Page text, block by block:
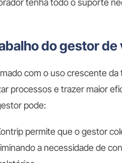
tenha todo o suporte
do gestor de
com o uso crescente da
processos e trazer maior
pode:
permite que o gestor
a necessidade de